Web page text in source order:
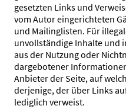
gesetzten Links und
vom Autor eingerichteten
und Mailinglisten. Für
unvollständige Inhalte und
aus der Nutzung oder
dargebotener
Anbieter der Seite, auf
derjenige, der über Links
lediglich verweist.